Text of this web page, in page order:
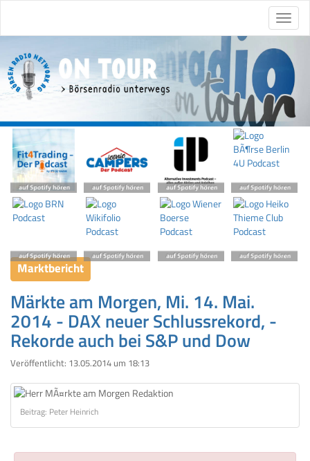
Marktbericht
Märkte am Morgen, Mi. 14. Mai.
2014 - DAX neuer Schlussrekord, -
Rekorde auch bei S&P und Dow
Veröffentlicht: 13.05.2014 um 18:13
Beitrag: Peter Heinrich